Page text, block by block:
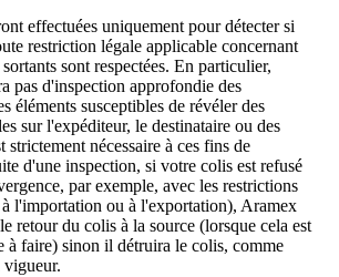
effectuées uniquement pour détecter si
restriction légale applicable concernant
sont respectées. En particulier,
pas d'inspection approfondie des
éléments susceptibles de révéler des
sur l'expéditeur, le destinataire ou des
strictement nécessaire à ces fins de
d'une inspection, si votre colis est refusé
par exemple, avec les restrictions
à l'importation ou à l'exportation), Aramex
retour du colis à la source (lorsque cela est
à faire) sinon il détruira le colis, comme